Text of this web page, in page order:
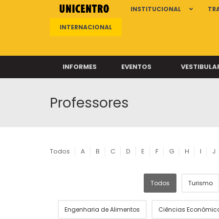
INSTITUCIONAL
INTERNACIONAL
INFORMES EVENTOS
Professores
Todos A B C D E F G H I J
Todos Turismo
Engenharia de Alimentos Ciências